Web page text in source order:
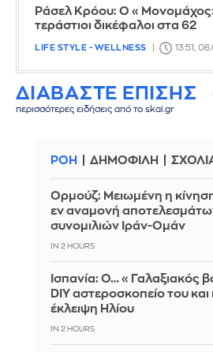
Ράσελ Κρόου: Ο
τεράστιοι δικέφαλοι στα 62
LIFE STYLE - WELLNESS 13:51,
ΔΙΑΒΑΣΤΕ ΕΠΙΣΗΣ
περισσότερες ειδήσεις από το skai.gr
ΡΟΗ ΔΗΜΟΦΙΛΗ
Ορμούζ: Μειωμένη η
εν αναμονή
συνομιλιών Ιράν-Ομάν
IN 2 HOURS
Ισπανία: Ο… «Γαλαξιακός
DIY αστεροσκοπείο του και
έκλειψη Ηλίου
IN 2 HOURS